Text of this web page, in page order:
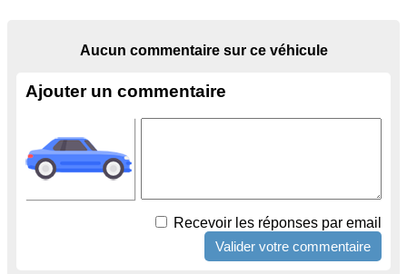
Aucun commentaire sur ce véhicule
Ajouter un commentaire
Recevoir les réponses par email